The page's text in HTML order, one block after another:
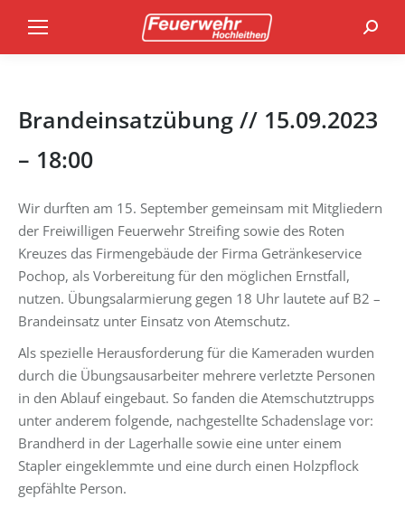
Brandeinsatzübung // 15.09.2023
– 18:00
Wir durften am 15. September gemeinsam mit Mitgliedern
der Freiwilligen Feuerwehr Streifing sowie des Roten
Kreuzes das Firmengebäude der Firma Getränkeservice
Pochop, als Vorbereitung für den möglichen Ernstfall,
nutzen. Übungsalarmierung gegen 18 Uhr lautete auf B2 –
Brandeinsatz unter Einsatz von Atemschutz.
Als spezielle Herausforderung für die Kameraden wurden
durch die Übungsausarbeiter mehrere verletzte Personen
in den Ablauf eingebaut. So fanden die Atemschutztrupps
unter anderem folgende, nachgestellte Schadenslage vor:
Brandherd in der Lagerhalle sowie eine unter einem
Stapler eingeklemmte und eine durch einen Holzpflock
gepfählte Person.